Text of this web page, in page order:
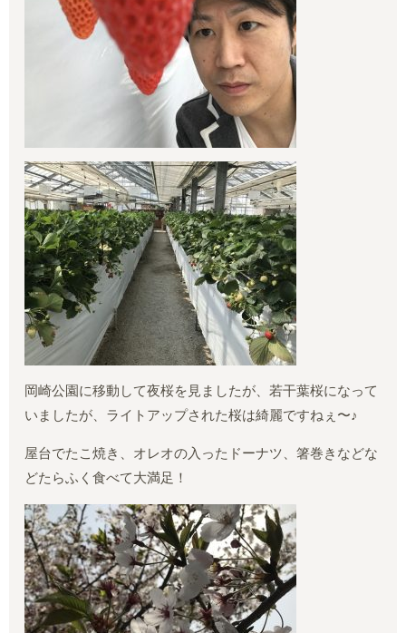
岡崎公園に移動して夜桜を見ましたが、若干葉桜になって
いましたが、ライトアップされた桜は綺麗ですねぇ〜♪
屋台でたこ焼き、オレオの入ったドーナツ、箸巻きなどな
どたらふく食べて大満足！